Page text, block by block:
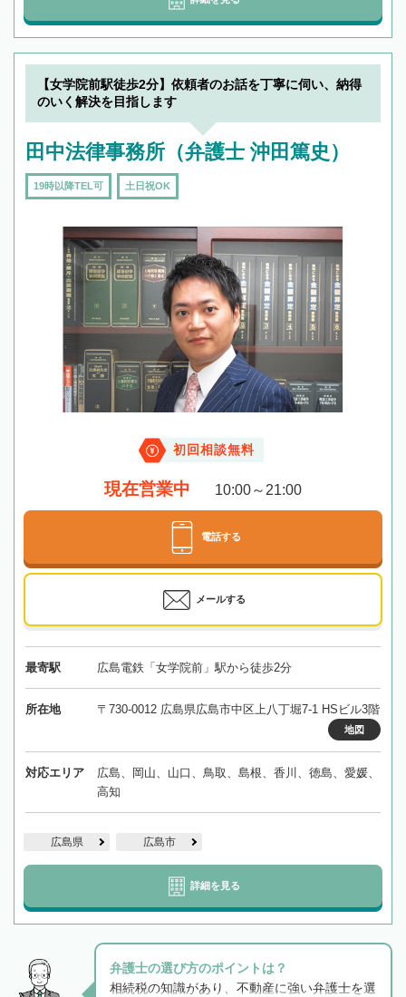
【女学院前駅徒歩2分】依頼者のお話を丁寧に伺い、納得
のいく解決を目指します
田中法律事務所（弁護士 沖田篤史）
19時以降TEL可 土日祝OK
初回相談無料
現在営業中 10:00～21:00
電話する
メールする
最寄駅 広島電鉄「女学院前」駅から徒歩2分
所在地 〒730-0012 広島県広島市中区上八丁堀7-1 HSビル3階
地図
対応エリア
広島、岡山、山口、鳥取、島根、香川、徳島、愛媛、
高知
広島県 広島市
詳細を見る
弁護士の選び方のポイントは？
相続税の知識があり、不動産に強い弁護士を選